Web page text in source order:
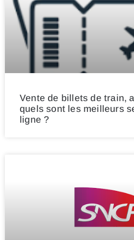
Vente de billets de train,
quels sont les meilleurs
ligne ?